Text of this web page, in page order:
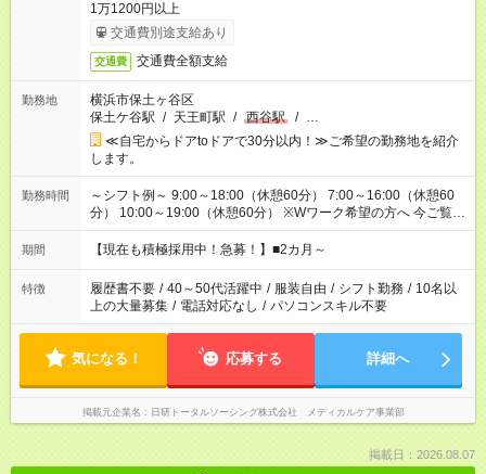
1万1200円以上
交通費別途支給あり
交通費 交通費全額支給
勤務地
横浜市保土ヶ谷区
保土ケ谷駅 / 天王町駅 / 西谷駅 / …
≪自宅からドアtoドアで30分以内！≫ご希望の勤務地を紹介
します。
勤務時間
～シフト例～ 9:00～18:00（休憩60分） 7:00～16:00（休憩60
分） 10:00～19:00（休憩60分） ※Wワーク希望の方へ 今ご覧の
お仕事で希望する勤務時間と、もう1つのお仕事の勤務時間の合
計が 週40時間を超えなければOKです。
期間 【現在も積極採用中！急募！】■2カ月～
特徴 履歴書不要 / 40～50代活躍中 / 服装自由 / シフト勤務 / 10名以
上の大量募集 / 電話対応なし / パソコンスキル不要
気になる！ 応募する 詳細へ
掲載元企業名 日研トータルソーシング株式会社 メディカルケア事業部
掲載日：2026.08.07